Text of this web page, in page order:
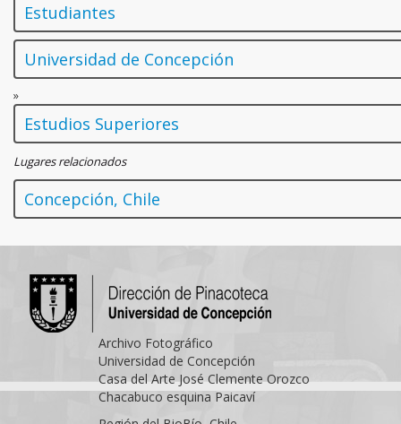
Estudiantes
Universidad de Concepción
»
Estudios Superiores
Lugares relacionados
Concepción, Chile
Archivo Fotográfico
Universidad de Concepción
Casa del Arte José Clemente Orozco
Chacabuco esquina Paicaví